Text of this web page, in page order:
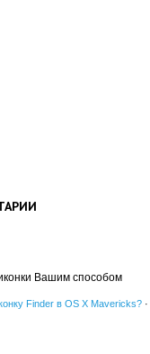
Вашим способом
Finder в OS X Mavericks? ·